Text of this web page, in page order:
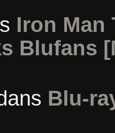
Iron Man
Blufans
Blu-